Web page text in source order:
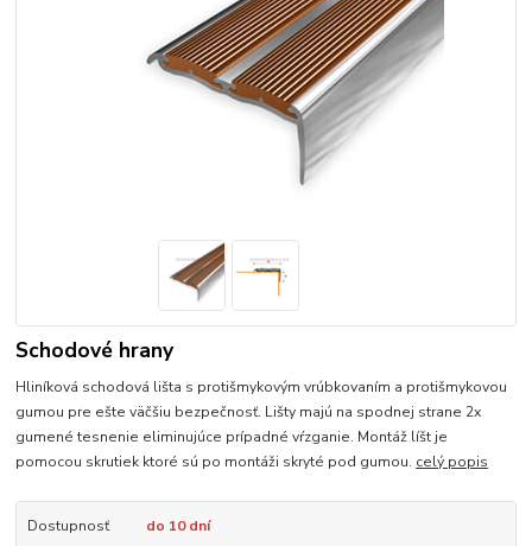
Schodové hrany
Hliníková schodová lišta s protišmykovým vrúbkovaním a protišmykovou
gumou pre ešte väčšiu bezpečnosť. Lišty majú na spodnej strane 2x
gumené tesnenie eliminujúce prípadné vŕzganie. Montáž líšt je
pomocou skrutiek ktoré sú po montáži skryté pod gumou. celý popis
Dostupnosť
do 10 dní